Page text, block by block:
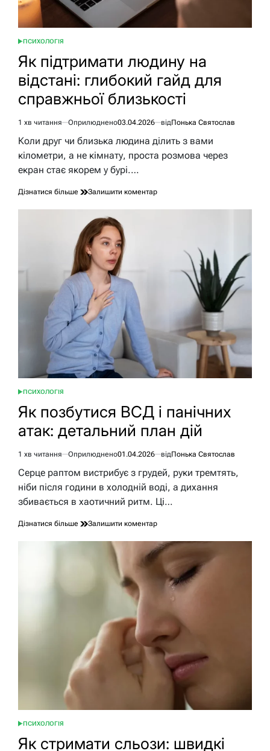
ОПУБЛІКУВАТИ
ПСИХОЛОГІЯ
Як підтримати людину на
відстані: глибокий гайд для
справжньої близькості
Орієнтовний
час
1 хв читання Оприлюднено03.04.2026 відПонька Святослав
Коли друг чи близька людина ділить з вами
кілометри, а не кімнату, проста розмова через
екран стає якорем у бурі.…
Дізнатися більше Залишити коментардо
глибокий
справжньої
ОПУБЛІКУВАТИ
ПСИХОЛОГІЯ
Як позбутися ВСД і панічних
атак: детальний план дій
Орієнтовний
час
читання
1 хв читання Оприлюднено01.04.2026 відПонька Святослав
Серце раптом вистрибує з грудей, руки тремтять,
ніби після години в холодній воді, а дихання
збивається в хаотичний ритм. Ці…
Дізнатися більше Залишити коментардо
позбутися
ВСД
панічних
атак:
детальний
ОПУБЛІКУВАТИ
ПСИХОЛОГІЯ
Як стримати сльози: швидкі